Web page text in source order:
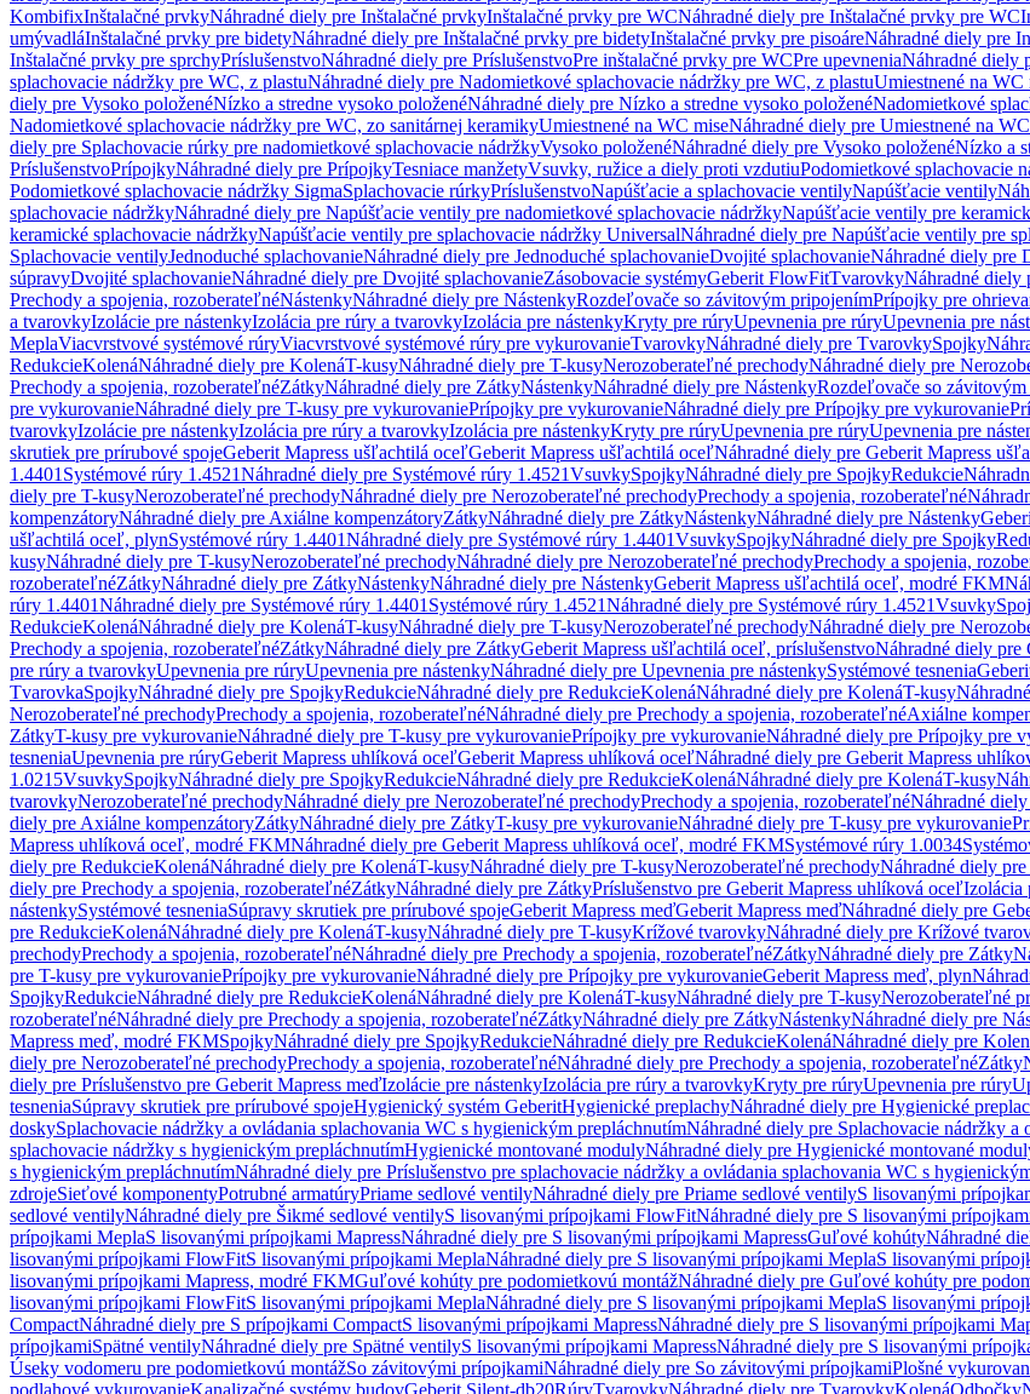
KombifixInštalačné prvkyNáhradné diely pre Inštalačné prvkyInštalačné prvky pre WCNáhradné diely pre Inštalačné prvky pre WC
umývadláInštalačné prvky pre bidetyNáhradné diely pre Inštalačné prvky pre bidetyInštalačné prvky pre pisoáreNáhradné diely pre
Inštalačné prvky pre sprchyPríslušenstvoNáhradné diely pre PríslušenstvoPre inštalačné prvky pre WCPre upevneniaNáhradné diely
splachovacie nádržky pre WC, z plastuNáhradné diely pre Nadomietkové splachovacie nádržky pre WC, z plastuUmiestnené na WC
diely pre Vysoko položenéNízko a stredne vysoko položenéNáhradné diely pre Nízko a stredne vysoko položenéNadomietkové
Nadomietkové splachovacie nádržky pre WC, zo sanitárnej keramikyUmiestnené na WC miseNáhradné diely pre Umiestnené na
diely pre Splachovacie rúrky pre nadomietkové splachovacie nádržkyVysoko položenéNáhradné diely pre Vysoko položenéNízko a
PríslušenstvoPrípojkyNáhradné diely pre PrípojkyTesniace manžetyVsuvky, ružice a diely proti vzdutiuPodomietkové splachovacie
Podomietkové splachovacie nádržky SigmaSplachovacie rúrkyPríslušenstvoNapúšťacie a splachovacie ventilyNapúšťacie ventily
splachovacie nádržkyNáhradné diely pre Napúšťacie ventily pre nadomietkové splachovacie nádržkyNapúšťacie ventily pre
keramické splachovacie nádržkyNapúšťacie ventily pre splachovacie nádržky UniversalNáhradné diely pre Napúšťacie ventily pre
Splachovacie ventilyJednoduché splachovanieNáhradné diely pre Jednoduché splachovanieDvojité splachovanieNáhradné diely pre
súpravyDvojité splachovanieNáhradné diely pre Dvojité splachovanieZásobovacie systémyGeberit FlowFitTvarovkyNáhradné diely
Prechody a spojenia, rozoberateľnéNástenkyNáhradné diely pre NástenkyRozdeľovače so závitovým pripojenímPrípojky pre
a tvarovkyIzolácie pre nástenkyIzolácia pre rúry a tvarovkyIzolácia pre nástenkyKryty pre rúryUpevnenia pre rúryUpevnenia pre
MeplaViacvrstvové systémové rúryViacvrstvové systémové rúry pre vykurovanieTvarovkyNáhradné diely pre TvarovkySpojky
RedukcieKolenáNáhradné diely pre KolenáT-kusyNáhradné diely pre T-kusyNerozoberateľné prechodyNáhradné diely pre
Prechody a spojenia, rozoberateľnéZátkyNáhradné diely pre ZátkyNástenkyNáhradné diely pre NástenkyRozdeľovače so
pre vykurovanieNáhradné diely pre T-kusy pre vykurovaniePrípojky pre vykurovanieNáhradné diely pre Prípojky pre vykurovanie
tvarovkyIzolácie pre nástenkyIzolácia pre rúry a tvarovkyIzolácia pre nástenkyKryty pre rúryUpevnenia pre rúryUpevnenia pre
skrutiek pre prírubové spojeGeberit Mapress ušľachtilá oceľGeberit Mapress ušľachtilá oceľNáhradné diely pre Geberit Mapress
1.4401 Systémové rúry 1.4521Náhradné diely pre Systémové rúry 1.4521VsuvkySpojkyNáhradné diely pre SpojkyRedukcie
diely pre T-kusyNerozoberateľné prechodyNáhradné diely pre Nerozoberateľné prechodyPrechody a spojenia, rozoberateľné
kompenzátoryNáhradné diely pre Axiálne kompenzátoryZátkyNáhradné diely pre ZátkyNástenkyNáhradné diely pre Nástenky
ušľachtilá oceľ, plynSystémové rúry 1.4401Náhradné diely pre Systémové rúry 1.4401VsuvkySpojkyNáhradné diely pre Spojky
kusyNáhradné diely pre T-kusyNerozoberateľné prechodyNáhradné diely pre Nerozoberateľné prechodyPrechody a spojenia,
rozoberateľnéZátkyNáhradné diely pre ZátkyNástenkyNáhradné diely pre NástenkyGeberit Mapress ušľachtilá oceľ, modré FKM
rúry 1.4401Náhradné diely pre Systémové rúry 1.4401 Systémové rúry 1.4521Náhradné diely pre Systémové rúry 1.4521Vsuvky
RedukcieKolenáNáhradné diely pre KolenáT-kusyNáhradné diely pre T-kusyNerozoberateľné prechodyNáhradné diely pre
Prechody a spojenia, rozoberateľnéZátkyNáhradné diely pre ZátkyGeberit Mapress ušľachtilá oceľ, príslušenstvoNáhradné diely pre
pre rúry a tvarovkyUpevnenia pre rúryUpevnenia pre nástenkyNáhradné diely pre Upevnenia pre nástenkySystémové tesnenia
TvarovkaSpojkyNáhradné diely pre SpojkyRedukcieNáhradné diely pre RedukcieKolenáNáhradné diely pre KolenáT-kusy
Nerozoberateľné prechodyPrechody a spojenia, rozoberateľnéNáhradné diely pre Prechody a spojenia, rozoberateľnéAxiálne
ZátkyT-kusy pre vykurovanieNáhradné diely pre T-kusy pre vykurovaniePrípojky pre vykurovanieNáhradné diely pre Prípojky pre
tesneniaUpevnenia pre rúryGeberit Mapress uhlíková oceľGeberit Mapress uhlíková oceľNáhradné diely pre Geberit Mapress
1.0215VsuvkySpojkyNáhradné diely pre SpojkyRedukcieNáhradné diely pre RedukcieKolenáNáhradné diely pre KolenáT-kusy
tvarovkyNerozoberateľné prechodyNáhradné diely pre Nerozoberateľné prechodyPrechody a spojenia, rozoberateľnéNáhradné
diely pre Axiálne kompenzátoryZátkyNáhradné diely pre ZátkyT-kusy pre vykurovanieNáhradné diely pre T-kusy pre vykurovanie
Mapress uhlíková oceľ, modré FKMNáhradné diely pre Geberit Mapress uhlíková oceľ, modré FKMSystémové rúry 1.0034
diely pre RedukcieKolenáNáhradné diely pre KolenáT-kusyNáhradné diely pre T-kusyNerozoberateľné prechodyNáhradné diely
diely pre Prechody a spojenia, rozoberateľnéZátkyNáhradné diely pre ZátkyPríslušenstvo pre Geberit Mapress uhlíková oceľIzolácia
nástenkySystémové tesneniaSúpravy skrutiek pre prírubové spojeGeberit Mapress meďGeberit Mapress meďNáhradné diely pre
pre RedukcieKolenáNáhradné diely pre KolenáT-kusyNáhradné diely pre T-kusyKrížové tvarovkyNáhradné diely pre Krížové
prechodyPrechody a spojenia, rozoberateľnéNáhradné diely pre Prechody a spojenia, rozoberateľnéZátkyNáhradné diely pre Zátky
pre T-kusy pre vykurovaniePrípojky pre vykurovanieNáhradné diely pre Prípojky pre vykurovanieGeberit Mapress meď, plyn
SpojkyRedukcieNáhradné diely pre RedukcieKolenáNáhradné diely pre KolenáT-kusyNáhradné diely pre T-kusyNerozoberateľné
rozoberateľnéNáhradné diely pre Prechody a spojenia, rozoberateľnéZátkyNáhradné diely pre ZátkyNástenkyNáhradné diely pre
Mapress meď, modré FKMSpojkyNáhradné diely pre SpojkyRedukcieNáhradné diely pre RedukcieKolenáNáhradné diely pre
diely pre Nerozoberateľné prechodyPrechody a spojenia, rozoberateľnéNáhradné diely pre Prechody a spojenia, rozoberateľnéZátky
diely pre Príslušenstvo pre Geberit Mapress meďIzolácie pre nástenkyIzolácia pre rúry a tvarovkyKryty pre rúryUpevnenia pre rúry
tesneniaSúpravy skrutiek pre prírubové spojeHygienický systém GeberitHygienické preplachyNáhradné diely pre Hygienické
doskySplachovacie nádržky a ovládania splachovania WC s hygienickým prepláchnutímNáhradné diely pre Splachovacie nádržky
splachovacie nádržky s hygienickým prepláchnutímHygienické montované modulyNáhradné diely pre Hygienické montované
s hygienickým prepláchnutímNáhradné diely pre Príslušenstvo pre splachovacie nádržky a ovládania splachovania WC s
zdrojeSieťové komponentyPotrubné armatúryPriame sedlové ventilyNáhradné diely pre Priame sedlové ventilyS lisovanými
sedlové ventilyNáhradné diely pre Šikmé sedlové ventilyS lisovanými prípojkami FlowFitNáhradné diely pre S lisovanými
prípojkami MeplaS lisovanými prípojkami MapressNáhradné diely pre S lisovanými prípojkami MapressGuľové kohútyNáhradné
lisovanými prípojkami FlowFitS lisovanými prípojkami MeplaNáhradné diely pre S lisovanými prípojkami MeplaS lisovanými
lisovanými prípojkami Mapress, modré FKMGuľové kohúty pre podomietkovú montážNáhradné diely pre Guľové kohúty pre
lisovanými prípojkami FlowFitS lisovanými prípojkami MeplaNáhradné diely pre S lisovanými prípojkami MeplaS lisovanými
CompactNáhradné diely pre S prípojkami CompactS lisovanými prípojkami MapressNáhradné diely pre S lisovanými prípojkami
prípojkamiSpätné ventilyNáhradné diely pre Spätné ventilyS lisovanými prípojkami MapressNáhradné diely pre S lisovanými
Úseky vodomeru pre podomietkovú montážSo závitovými prípojkamiNáhradné diely pre So závitovými prípojkamiPlošné
podlahové vykurovanieKanalizačné systémy budovGeberit Silent-db20RúryTvarovkyNáhradné diely pre TvarovkyKolenáOdbočky